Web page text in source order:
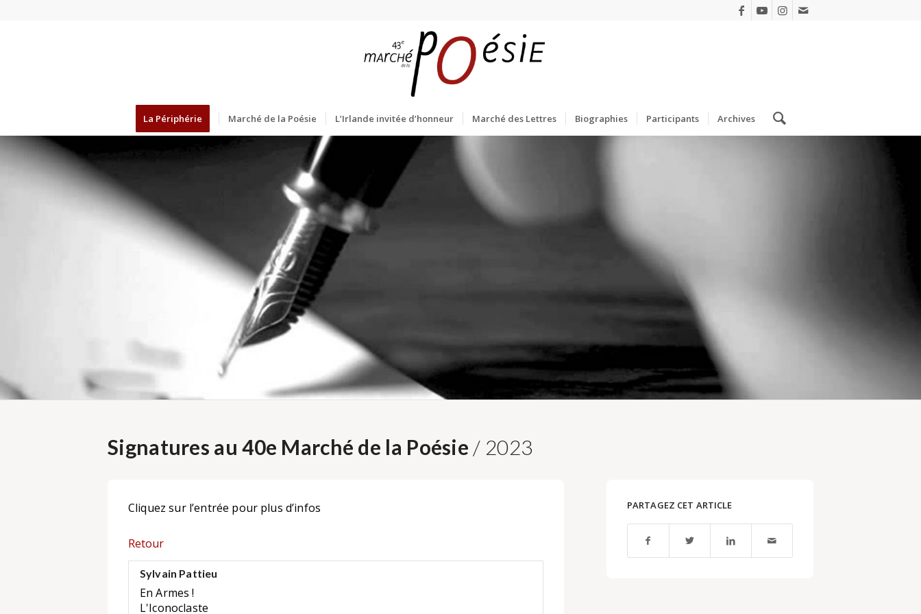
La Périphérie Marché de la Poésie L’Irlande invitée d’honneur Marché des Lettres Biographies Participants Archives
Signatures au 40e Marché de la Poésie / 2023
Cliquez sur l’entrée pour plus d’infos
Retour
Sylvain Pattieu
En Armes !
L'Iconoclaste
PARTAGEZ CET ARTICLE